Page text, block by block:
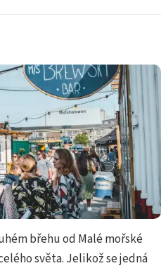
břehu od Malé mořské
světa. Jelikož se jedná